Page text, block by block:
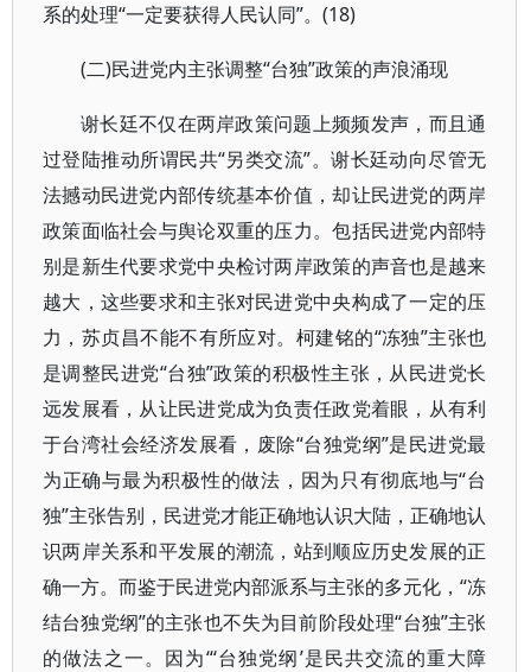
系的处理“一定要获得人民认同”。(18)
(二)民进党内主张调整“台独”政策的声浪涌现
谢长廷不仅在两岸政策问题上频频发声，而且通
过登陆推动所谓民共“另类交流”。谢长廷动向尽管无
法撼动民进党内部传统基本价值，却让民进党的两岸
政策面临社会与舆论双重的压力。包括民进党内部特
别是新生代要求党中央检讨两岸政策的声音也是越来
越大，这些要求和主张对民进党中央构成了一定的压
力，苏贞昌不能不有所应对。柯建铭的“冻独”主张也
是调整民进党“台独”政策的积极性主张，从民进党长
远发展看，从让民进党成为负责任政党着眼，从有利
于台湾社会经济发展看，废除“台独党纲”是民进党最
为正确与最为积极性的做法，因为只有彻底地与“台
独”主张告别，民进党才能正确地认识大陆，正确地认
识两岸关系和平发展的潮流，站到顺应历史发展的正
确一方。而鉴于民进党内部派系与主张的多元化，“冻
结台独党纲”的主张也不失为目前阶段处理“台独”主张
的做法之一。因为“‘台独党纲’是民共交流的重大障